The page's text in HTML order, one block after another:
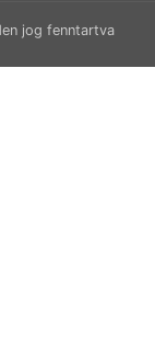
jog fenntartva